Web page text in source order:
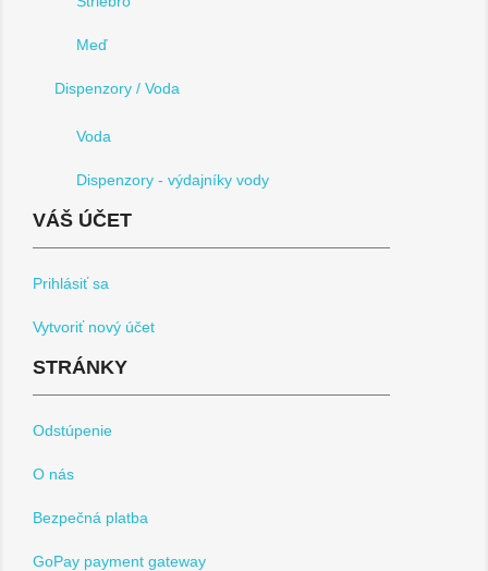
Meď
Dispenzory / Voda
Voda
Dispenzory - výdajníky vody
VÁŠ ÚČET
Prihlásiť sa
Vytvoriť nový účet
STRÁNKY
Odstúpenie
O nás
Bezpečná platba
GoPay payment gateway